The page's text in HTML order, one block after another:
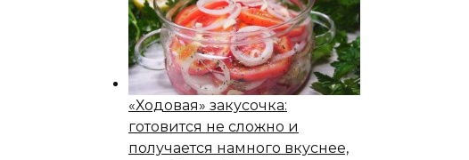
«Ходовая» закусочка:
готовится не сложно и
получается намного вкуснее,